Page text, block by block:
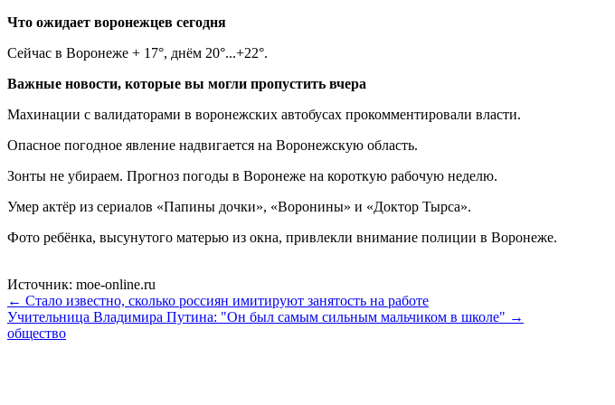
Что ожидает воронежцев сегодня
Сейчас в Воронеже + 17°, днём 20°...+22°.
Важные новости, которые вы могли пропустить вчера
Махинации с валидаторами в воронежских автобусах прокомментировали власти.
Опасное погодное явление надвигается на Воронежскую область.
Зонты не убираем. Прогноз погоды в Воронеже на короткую рабочую неделю.
Умер актёр из сериалов «Папины дочки», «Воронины» и «Доктор Тырса».
Фото ребёнка, высунутого матерью из окна, привлекли внимание полиции в Воронеже.
Источник: moe-online.ru
← Стало известно, сколько россиян имитируют занятость на работе
Учительница Владимира Путина: "Он был самым сильным мальчиком в школе" →
общество